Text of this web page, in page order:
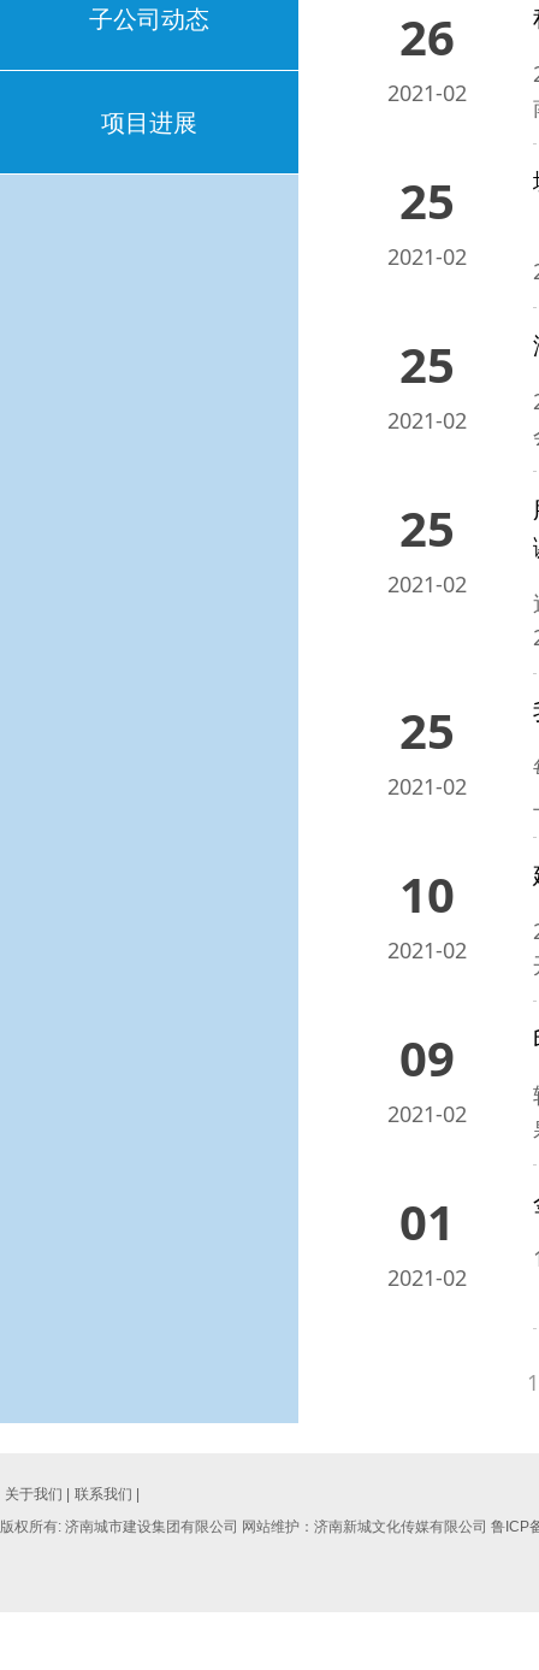
子公司动态
项目进展
26
2021-02
25
2021-02
25
2021-02
25
2021-02
25
2021-02
10
2021-02
09
2021-02
01
2021-02
关于我们 |
联系我们 |
版权所有: 济南城市建设集团有限公司 网站维护：济南新城文化传媒有限公司 鲁ICP